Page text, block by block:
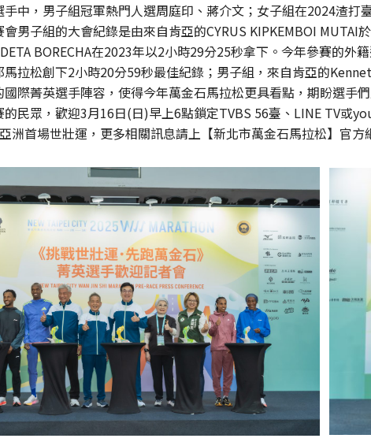
手中，男子組冠軍熱門人選周庭印、蔣介文；女子組在2024渣
男子組的大會紀錄是由來自肯亞的CYRUS KIPKEMBOI
BORECHA在2023年以2小時29分25秒拿下。今年參賽的
馬拉松創下2小時20分59秒最佳紀錄；男子組，來自肯亞的
際菁英選手陣容，使得今年萬金石馬拉松更具看點，期盼選手
的民眾，歡迎3月16日(日)早上6點鎖定TVBS 56臺、LINE TV或
洲首場世壯運，更多相關訊息請上【新北市萬金石馬拉松】官方